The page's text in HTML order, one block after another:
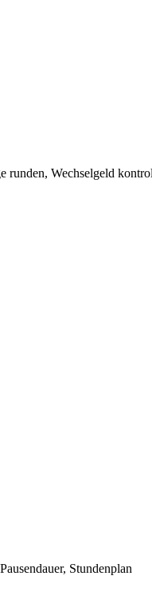
runden, Wechselgeld
Stundenplan